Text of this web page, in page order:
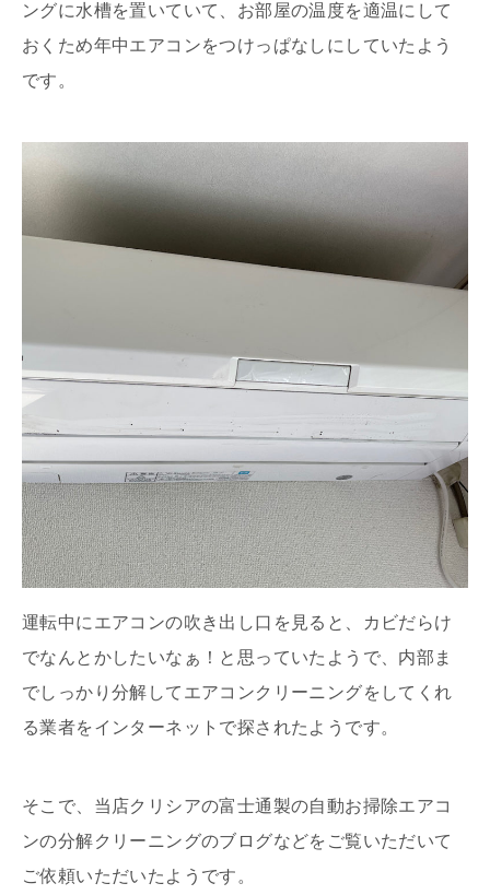
ングに水槽を置いていて、お部屋の温度を適温にして
おくため年中エアコンをつけっぱなしにしていたよう
です。
運転中にエアコンの吹き出し口を見ると、カビだらけ
でなんとかしたいなぁ！と思っていたようで、内部ま
でしっかり分解してエアコンクリーニングをしてくれ
る業者をインターネットで探されたようです。
そこで、当店クリシアの富士通製の自動お掃除エアコ
ンの分解クリーニングのブログなどをご覧いただいて
ご依頼いただいたようです。